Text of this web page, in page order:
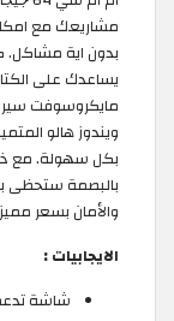
مشاريعك مع
بدون اية مشاكل.
يساعدك على
مايكروسوفت
ويندوز هالو
بالبصمة ستحظى
والأمان بسعر
الايجابيات :
شاشة